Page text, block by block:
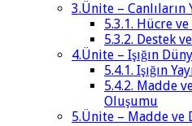
3.Ünite – Canlıların
5.3.1. Hücre
5.3.2. Destek
4.Ünite – Işığın
5.4.1. Işığın
5.4.2. Madde
Oluşumu
5.Ünite – Madde ve